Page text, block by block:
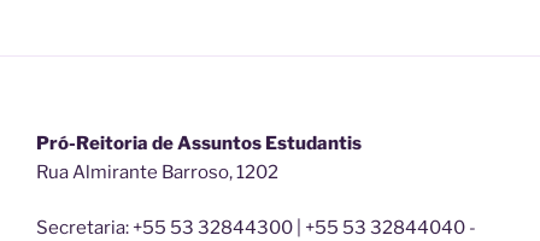
Pró-Reitoria de Assuntos Estudantis
Rua Almirante Barroso, 1202
Secretaria: +55 53 32844300 | +55 53 32844040 -